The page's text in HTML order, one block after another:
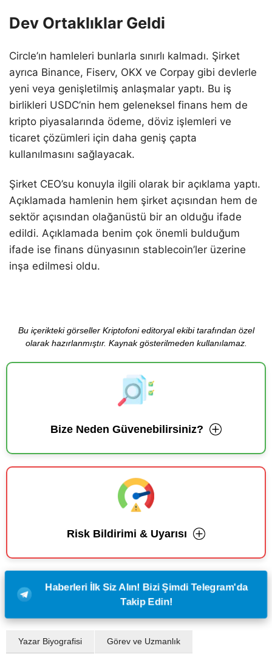
Dev Ortaklıklar Geldi
Circle’ın hamleleri bunlarla sınırlı kalmadı. Şirket
ayrıca Binance, Fiserv, OKX ve Corpay gibi devlerle
yeni veya genişletilmiş anlaşmalar yaptı. Bu iş
birlikleri USDC’nin hem geleneksel finans hem de
kripto piyasalarında ödeme, döviz işlemleri ve
ticaret çözümleri için daha geniş çapta
kullanılmasını sağlayacak.
Şirket CEO’su konuyla ilgili olarak bir açıklama yaptı.
Açıklamada hamlenin hem şirket açısından hem de
sektör açısından olağanüstü bir an olduğu ifade
edildi. Açıklamada benim çok önemli bulduğum
ifade ise finans dünyasının stablecoin’ler üzerine
inşa edilmesi oldu.
Bu içerikteki görseller Kriptofoni editoryal ekibi tarafından özel
olarak hazırlanmıştır. Kaynak gösterilmeden kullanılamaz.
Bize Neden Güvenebilirsiniz?
Risk Bildirimi & Uyarısı
Haberleri İlk Siz Alın! Bizi Şimdi Telegram'da
Takip Edin!
Yazar Biyografisi Görev ve Uzmanlık